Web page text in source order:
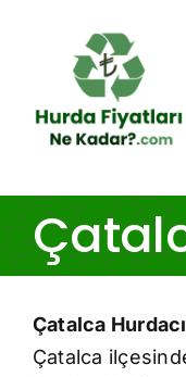
Hurda Fiyatları
Hurda Çeşitleri
Bölgeler
Çatalca Hurdacı
Çatalca